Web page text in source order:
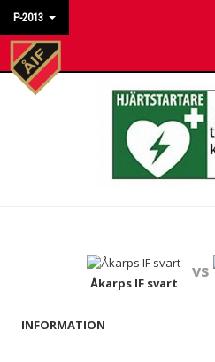
P-2013
HEM
DOKUMENT
Åkarps IF svart
vs
INFORMATION